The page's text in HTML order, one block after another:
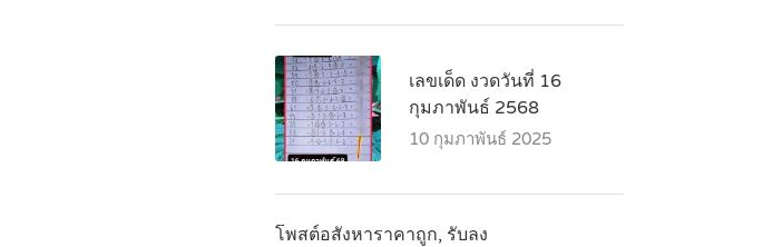
เลขเด็ด งวดวันที่ 16
กุมภาพันธ์ 2568
10 กุมภาพันธ์ 2025
โพสต์อสังหาราคาถูก, รับลง